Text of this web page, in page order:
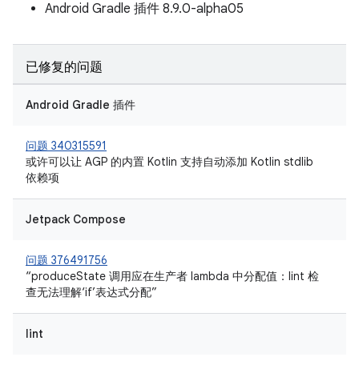
Android Gradle 插件 8.9.0-alpha05
已修复的问题
Android Gradle 插件
问题 340315591
或许可以让 AGP 的内置 Kotlin 支持自动添加 Kotlin stdlib
依赖项
Jetpack Compose
问题 376491756
“produceState 调用应在生产者 lambda 中分配值：lint 检
查无法理解‘if’表达式分配”
lint